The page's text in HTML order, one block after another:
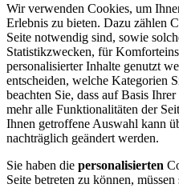
Wir verwenden Cookies, um
Erlebnis zu bieten. Dazu zählen
Seite notwendig sind, sowie
Statistikzwecken, für
personalisierter Inhalte genutzt
entscheiden, welche Kategorien
beachten Sie, dass auf Basis
mehr alle Funktionalitäten der
Ihnen getroffene Auswahl kann
nachträglich geändert werden.
Sie haben die personalisierten
Seite betreten zu können,